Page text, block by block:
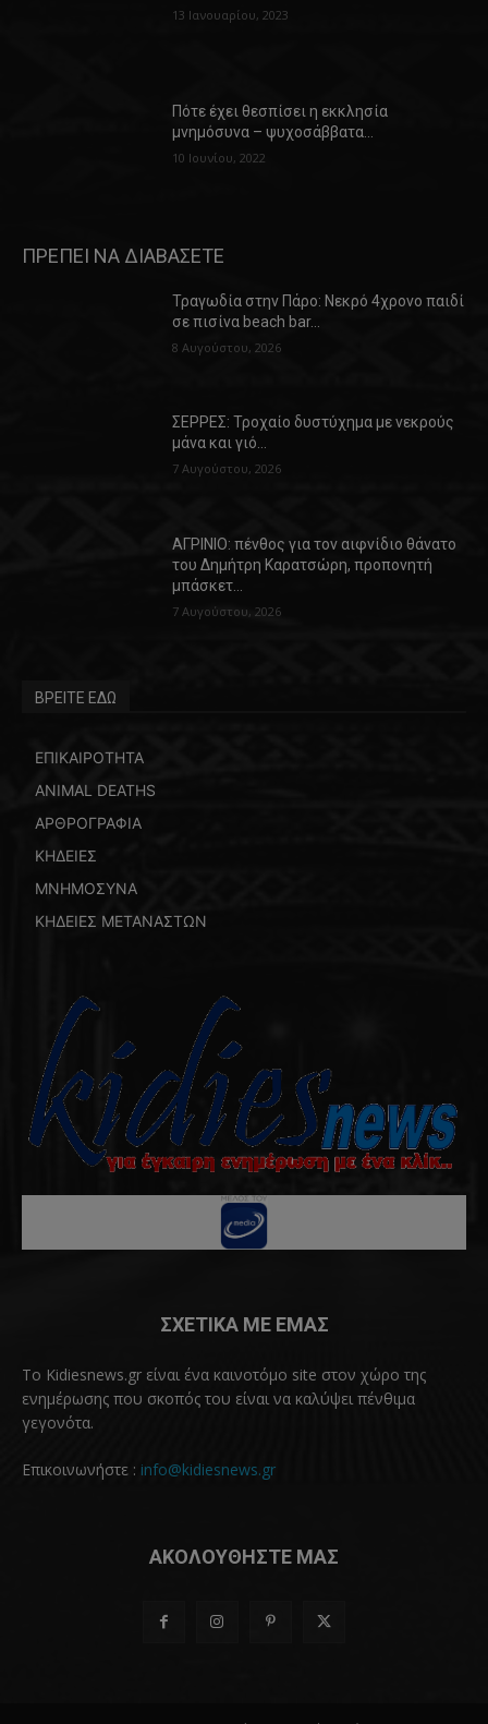
13 Ιανουαρίου, 2023
Πότε έχει θεσπίσει η εκκλησία
μνημόσυνα – ψυχοσάββατα…
10 Ιουνίου, 2022
ΠΡΕΠΕΙ ΝΑ ΔΙΑΒΑΣΕΤΕ
Τραγωδία στην Πάρο: Νεκρό 4χρονο παιδί
σε πισίνα beach bar…
8 Αυγούστου, 2026
ΣΕΡΡΕΣ: Τροχαίο δυστύχημα με νεκρούς
μάνα και γιό…
7 Αυγούστου, 2026
ΑΓΡΙΝΙΟ: πένθος για τον αιφνίδιο θάνατο
του Δημήτρη Καρατσώρη, προπονητή
μπάσκετ…
7 Αυγούστου, 2026
ΒΡΕΙΤΕ ΕΔΩ
ΕΠΙΚΑΙΡΟΤΗΤΑ
ANIMAL DEATHS
ΑΡΘΡΟΓΡΑΦΙΑ
ΚΗΔΕΙΕΣ
ΜΝΗΜΟΣΥΝΑ
ΚΗΔΕΙΕΣ ΜΕΤΑΝΑΣΤΩΝ
ΣΧΕΤΙΚΑ ΜΕ ΕΜΑΣ
Το Kidiesnews.gr είναι ένα καινοτόμο site στον χώρο της
ενημέρωσης που σκοπός του είναι να καλύψει πένθιμα
γεγονότα.
Επικοινωνήστε : info@kidiesnews.gr
ΑΚΟΛΟΥΘΗΣΤΕ ΜΑΣ